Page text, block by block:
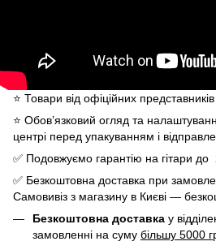
⭐️ Товари від офіційних
⭐️ Обов’язковий огляд та
центрі перед упакуванням і
✅ Подовжуємо гарантію на гітари до
✅ Безкоштовна доставка при
Самовивіз з магазину в Києві —
Безкоштовна доставка у
замовленні на суму більшу 5000